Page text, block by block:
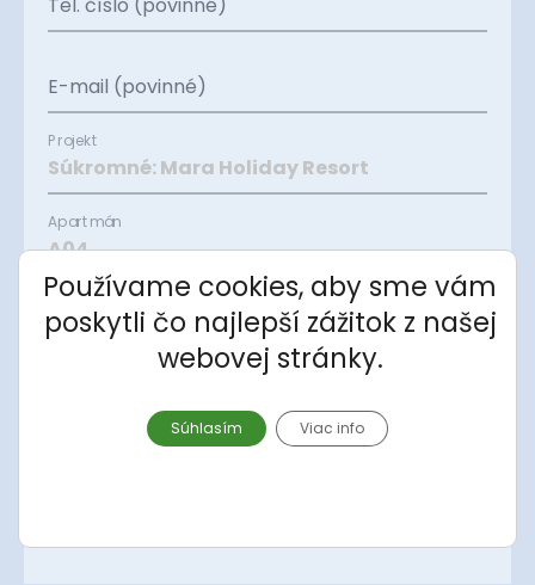
E-mail (povinné)
Projekt
Apartmán
Správa
Súhlasím so spracovanímosobných údajov
Používame cookies, aby sme vám
poskytli čo najlepší zážitok z našej
webovej stránky.
Súhlasím Viac info